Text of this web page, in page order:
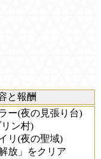
と報酬
ー(夜の見張り台)
リン村)
リ(夜の聖域)
放」をクリア